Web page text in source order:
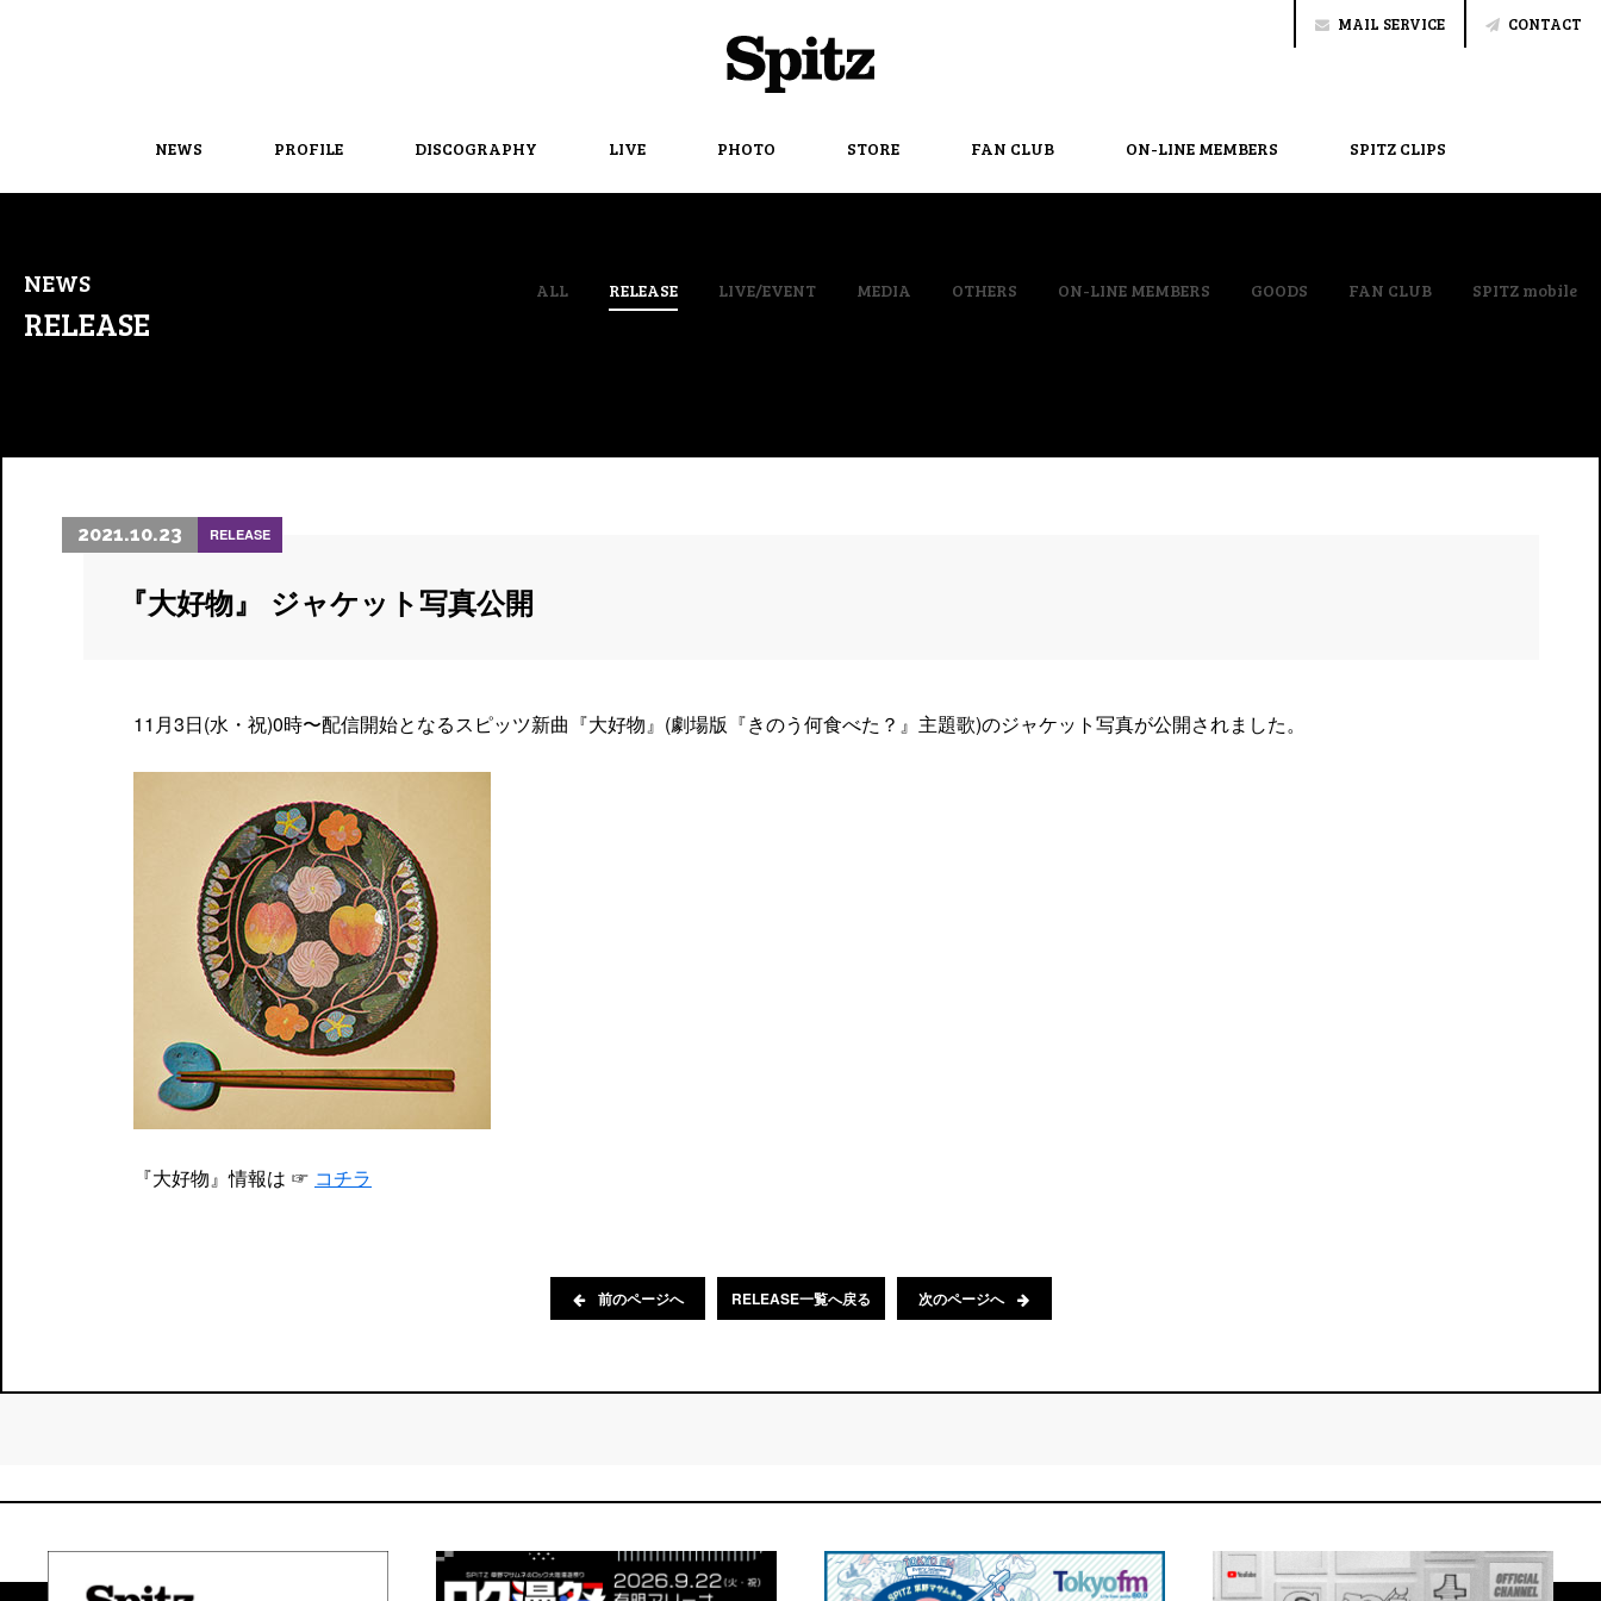
NEWS PROFILE DISCOGRAPHY LIVE PHOTO STORE FAN CLUB ON-LINE MEMBERS SPITZ CLIPS
MAIL SERVICE CONTACT
NEWS
RELEASE
ALL RELEASE LIVE/EVENT MEDIA OTHERS ON-LINE MEMBERS GOODS FAN CLUB SPITZ mobile
2021.10.23 RELEASE
『大好物』 ジャケット写真公開
11月3日(水・祝)0時〜配信開始となるスピッツ新曲『大好物』(劇場版『きのう何食べた？』主題歌)のジャケット写真が公開されました。
『大好物』情報は ☞ コチラ
前のページへ RELEASE一覧へ戻る 次のページへ